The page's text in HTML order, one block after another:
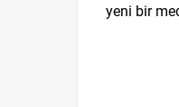
yeni bir